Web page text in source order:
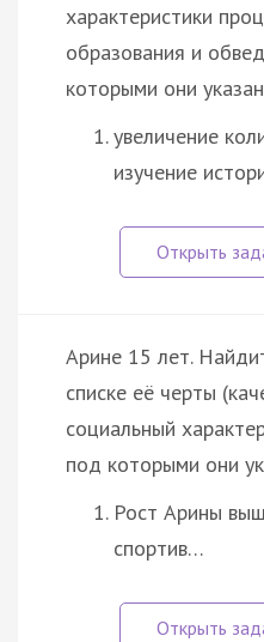
характеристики
образования и
которыми они
увеличение
изучение
Арине 15 лет.
списке её черты
социальный
под которыми они
Рост Арины
спортив…